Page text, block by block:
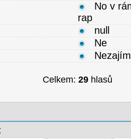
No v
rap
null
Ne
Celkem: 29 hlasů